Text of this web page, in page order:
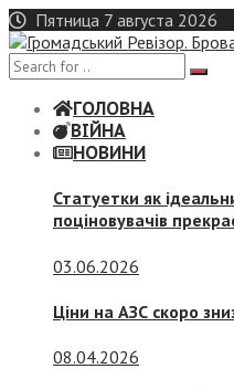
Skip
to
content
Пятница 7 августа 2026
ГОЛОВНА
ВІЙНА
НОВИНИ
Статуетки як
поціновувачів
03.06.2026
Ціни на АЗС скоро
08.04.2026